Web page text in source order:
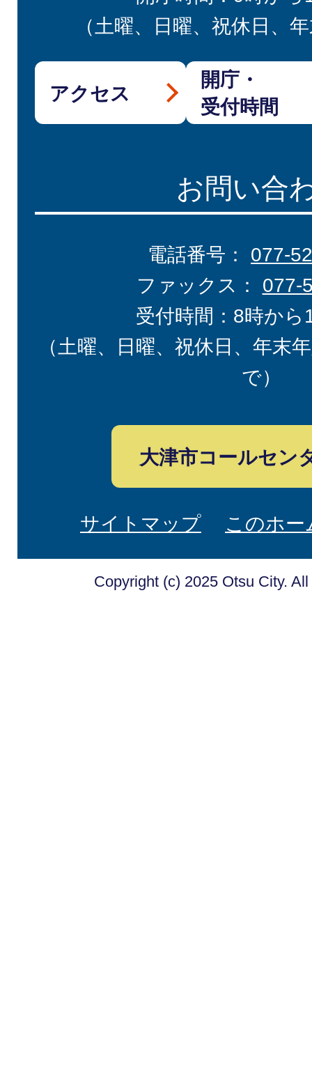
（土曜、日曜、祝休日、
アクセス
開庁・
受付時間
お問い合
電話番号： 077-
ファックス： 077-
受付時間：8時から
（土曜、日曜、祝休日、年末
で）
大津市コールセン
サイトマップ このホ
Copyright (c) 2025 Otsu City.